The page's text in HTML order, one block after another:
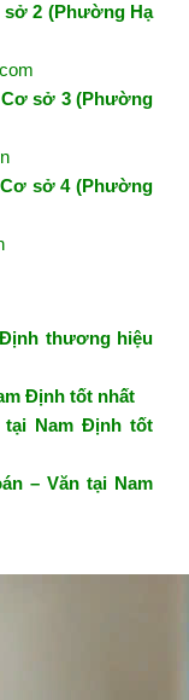
sở 2 (Phường Hạ
Cơ sở 3 (Phường
Cơ sở 4 (Phường
thương hiệu
Định tốt nhất
Nam Định tốt
– Văn tại Nam